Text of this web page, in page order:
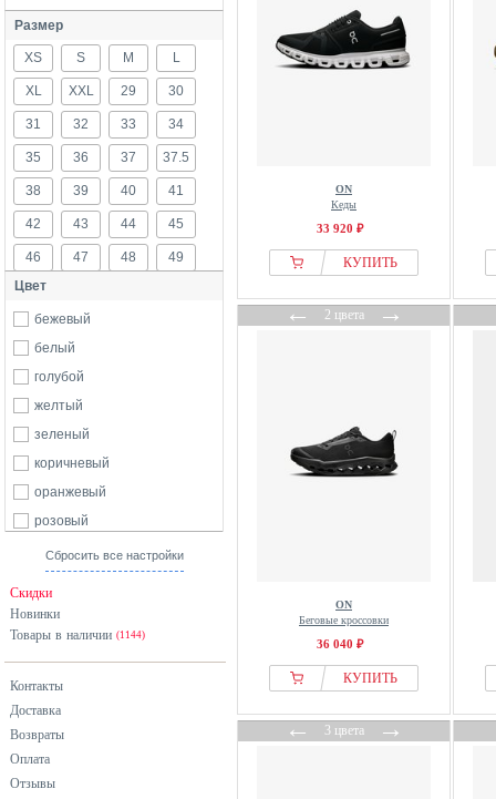
Размер
XS S M L
XL XXL 29 30
31 32 33 34
35 36 37 37.5
38 39 40 41
42 43 44 45
46 47 48 49
50
Цвет
бежевый
белый
голубой
желтый
зеленый
коричневый
оранжевый
розовый
серебристый
фиолетовый
хаки
черный
Сбросить все настройки
Скидки
Новинки
Товары в наличии (1144)
Контакты
Доставка
Возвраты
Оплата
Отзывы
ON
Кеды
33 920 ₽
КУПИТЬ
←2 цвета→
ON
Беговые кроссовки
36 040 ₽
КУПИТЬ
←3 цвета→